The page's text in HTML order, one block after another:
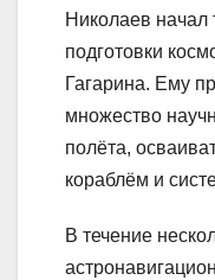
Николаев начал
подготовки
Гагарина. Ему
множество
полёта,
кораблём и
В течение